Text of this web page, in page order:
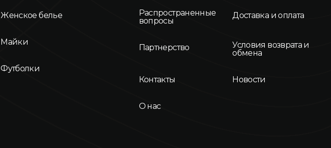
Женское белье
Майки
Футболки
Распространенные
вопросы
Доставка и оплата
Партнерство
Условия возврата и
обмена
Контакты Новости
О нас